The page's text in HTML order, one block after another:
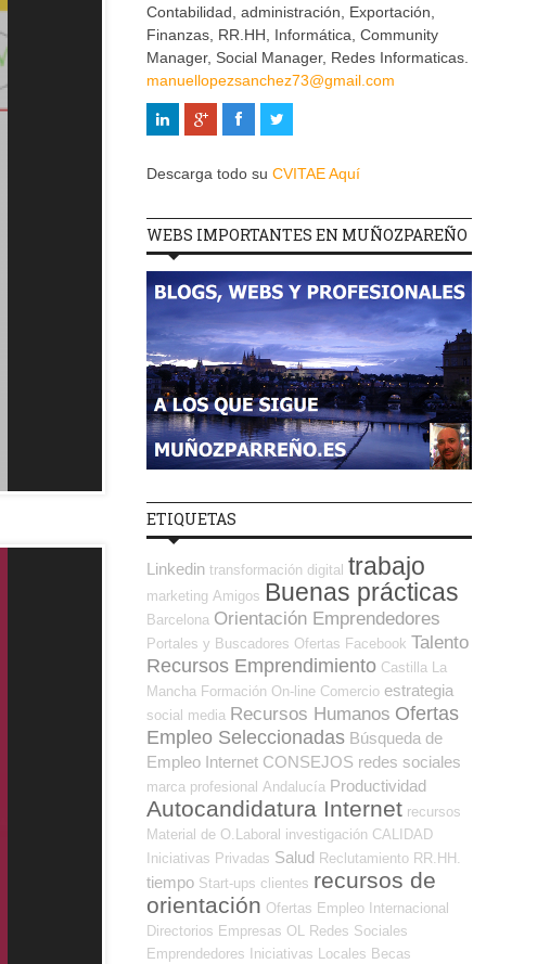
Contabilidad, administración, Exportación,
Finanzas, RR.HH, Informática, Community
Manager, Social Manager, Redes Informaticas.
manuellopezsanchez73@gmail.com
Descarga todo su CVITAE Aquí
WEBS IMPORTANTES EN MUÑOZPAREÑO
ETIQUETAS
Linkedin transformación digital trabajo
marketing Amigos Buenas prácticas
Barcelona Orientación Emprendedores
Portales y Buscadores Ofertas Facebook Talento
Recursos Emprendimiento Castilla La
Mancha Formación On-line Comercio estrategia
social media Recursos Humanos Ofertas
Empleo Seleccionadas Búsqueda de
Empleo Internet CONSEJOS redes sociales
marca profesional Andalucía Productividad
Autocandidatura Internet recursos
Material de O.Laboral investigación CALIDAD
Iniciativas Privadas Salud Reclutamiento RR.HH.
tiempo Start-ups clientes recursos de
orientación Ofertas Empleo Internacional
Directorios Empresas OL
Redes Sociales
Emprendedores
Iniciativas Locales Becas